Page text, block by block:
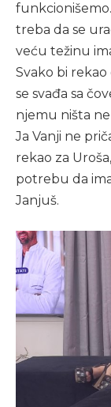
treba da se
veću težinu
Svako bi
se svađa sa
njemu ništa
Ja Vanji ne
rekao za
potrebu da
Janjuš.